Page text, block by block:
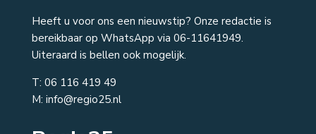
Heeft u voor ons een nieuwstip? Onze redactie is
bereikbaar op WhatsApp via 06-11641949.
Uiteraard is bellen ook mogelijk.
T: 06 116 419 49
M: info@regio25.nl